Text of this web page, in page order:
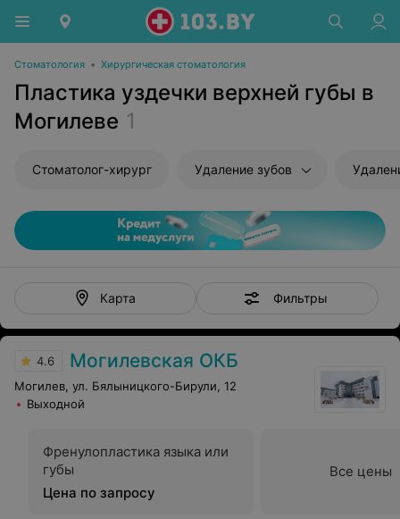
Стоматология • Хирургическая стоматология
Пластика уздечки верхней губы в
Могилеве 1
Стоматолог-хирург Удаление зубов
Карта Фильтры
4.6 Могилевская ОКБ
Могилев, ул. Бялыницкого-Бирули, 12
Выходной
Френулопластика языка или
губы
Цена по запросу
Все цены